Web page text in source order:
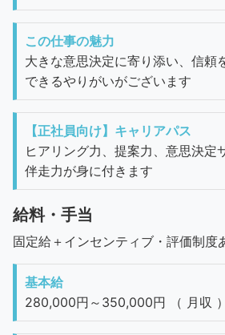
この仕事の魅力
大きな意思決定に寄り添い、信頼
できるやりがいがございます
【正社員向け】キャリアパス
ヒアリング力、提案力、意思決定
伴走力が身に付きます
給料・手当
固定給＋インセンティブ・評価制度
基本給
280,000円～350,000円 （ 月収 ）